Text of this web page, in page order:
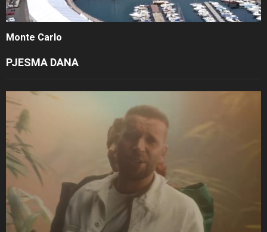
Monte Carlo
PJESMA DANA